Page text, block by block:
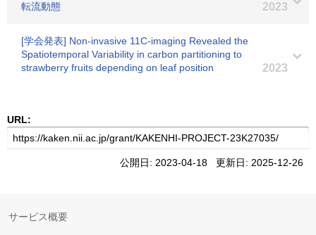
転流動態
2023
[学会発表] Non-invasive 11C-imaging Revealed the
Spatiotemporal Variability in carbon partitioning to
strawberry fruits depending on leaf position
2023
URL:
公開日: 2023-04-18 更新日: 2025-12-26
サービス概要